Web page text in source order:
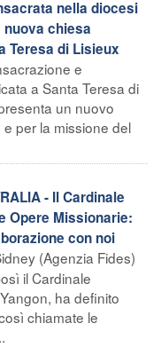
nella diocesi
nuova chiesa
Teresa di Lisieux
e
a Santa Teresa di
un nuovo
per la missione del
- Il Cardinale
Opere Missionarie:
con noi
(Agenzia Fides)
il Cardinale
ha definito
chiamate le